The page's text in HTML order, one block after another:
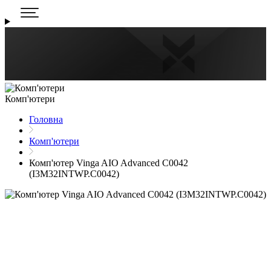
Комп'ютери
Головна
Комп'ютери
Комп'ютер Vinga AIO Advanced C0042
(I3M32INTWP.C0042)